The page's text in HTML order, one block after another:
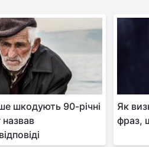
шкодують 90-річні
Як
фраз,